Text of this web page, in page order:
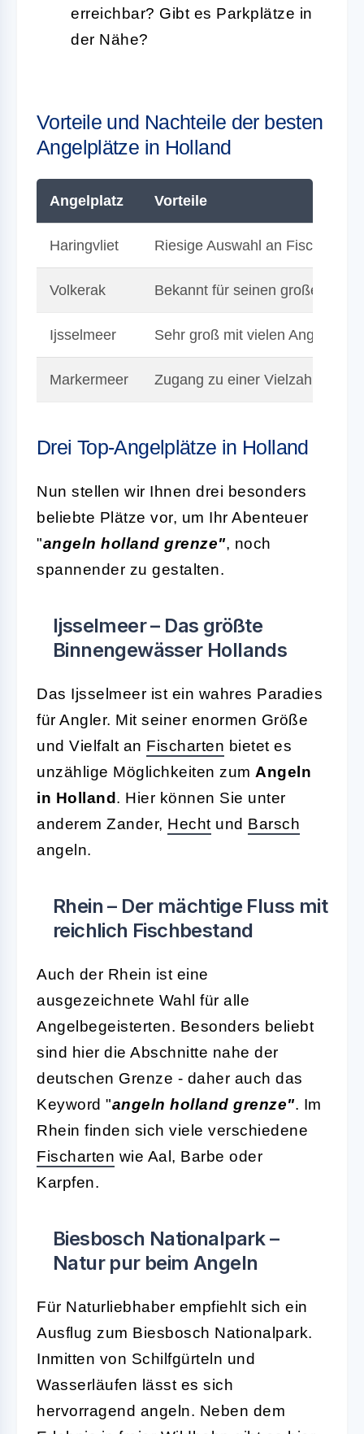
erreichbar? Gibt es Parkplätze in
der Nähe?
Vorteile und Nachteile der besten
Angelplätze in Holland
Angelplatz Vorteile
Haringvliet Riesige Auswahl an Fischen,
Volkerak Bekannt für seinen großen
Ijsselmeer Sehr groß mit vielen
Markermeer Zugang zu einer Vielzahl von
Drei Top-Angelplätze in Holland
Nun stellen wir Ihnen drei besonders
beliebte Plätze vor, um Ihr Abenteuer
"angeln holland grenze", noch
spannender zu gestalten.
Ijsselmeer – Das größte
Binnengewässer Hollands
Das Ijsselmeer ist ein wahres Paradies
für Angler. Mit seiner enormen Größe
und Vielfalt an Fischarten bietet es
unzählige Möglichkeiten zum Angeln
in Holland. Hier können Sie unter
anderem Zander, Hecht und Barsch
angeln.
Rhein – Der mächtige Fluss mit
reichlich Fischbestand
Auch der Rhein ist eine
ausgezeichnete Wahl für alle
Angelbegeisterten. Besonders beliebt
sind hier die Abschnitte nahe der
deutschen Grenze - daher auch das
Keyword "angeln holland grenze". Im
Rhein finden sich viele verschiedene
Fischarten wie Aal, Barbe oder
Karpfen.
Biesbosch Nationalpark –
Natur pur beim Angeln
Für Naturliebhaber empfiehlt sich ein
Ausflug zum Biesbosch Nationalpark.
Inmitten von Schilfgürteln und
Wasserläufen lässt es sich
hervorragend angeln. Neben dem